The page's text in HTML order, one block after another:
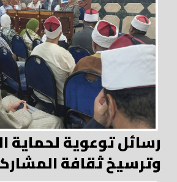
رسائل توعوية لحماية
وترسيخ ثقافة